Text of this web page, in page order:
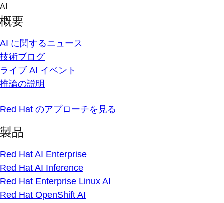
Skip
content
AI
概要
AI に関するニュース
技術ブログ
ライブ AI イベント
推論の説明
Red Hat のアプローチを見る
製品
Red Hat AI Enterprise
Red Hat AI Inference
Red Hat Enterprise Linux AI
Red Hat OpenShift AI